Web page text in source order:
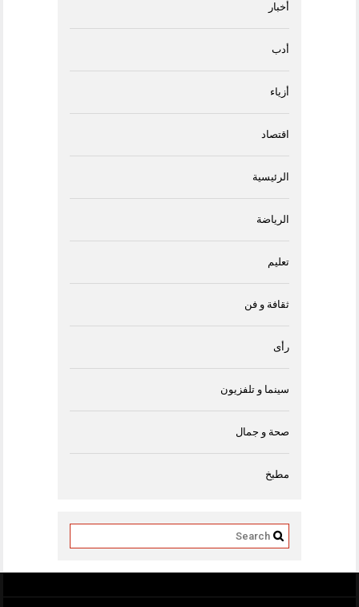
أخبار
أدب
أزياء
اقتصاد
الرئيسية
الرياضة
تعليم
ثقافة و فن
رأى
سينما و تلفزيون
صحة و جمال
مطبخ